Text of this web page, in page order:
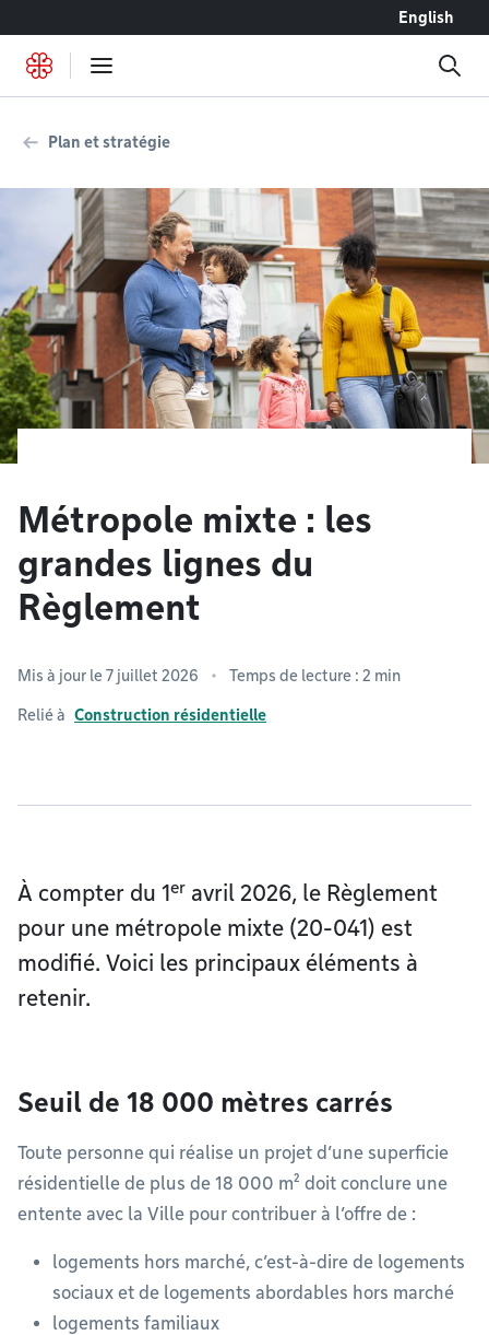
English
Plan et stratégie
Métropole mixte : les
grandes lignes du
Règlement
Mis à jour le 7 juillet 2026 Temps de lecture : 2 min
Relié à Construction résidentielle
À compter du 1er avril 2026, le Règlement
pour une métropole mixte (20-041) est
modifié. Voici les principaux éléments à
retenir.
Seuil de 18 000 mètres carrés
Toute personne qui réalise un projet d’une superficie
résidentielle de plus de 18 000 m² doit conclure une
entente avec la Ville pour contribuer à l’offre de :
logements hors marché, c’est-à-dire de logements
sociaux et de logements abordables hors marché
logements familiaux